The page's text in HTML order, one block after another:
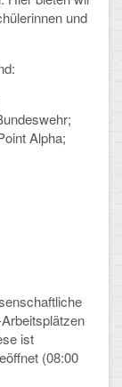
und
Alpha;
ist
(08:00